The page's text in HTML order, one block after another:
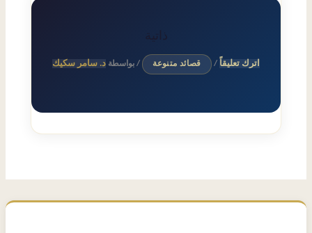
ذاتية
اترك تعليقاً / قصائد متنوعة / بواسطة د. سامر سكيك